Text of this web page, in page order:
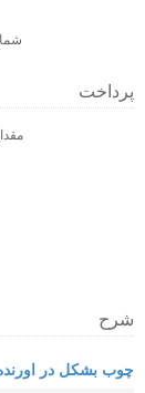
پرداخت
شرح
چوب بشکل در